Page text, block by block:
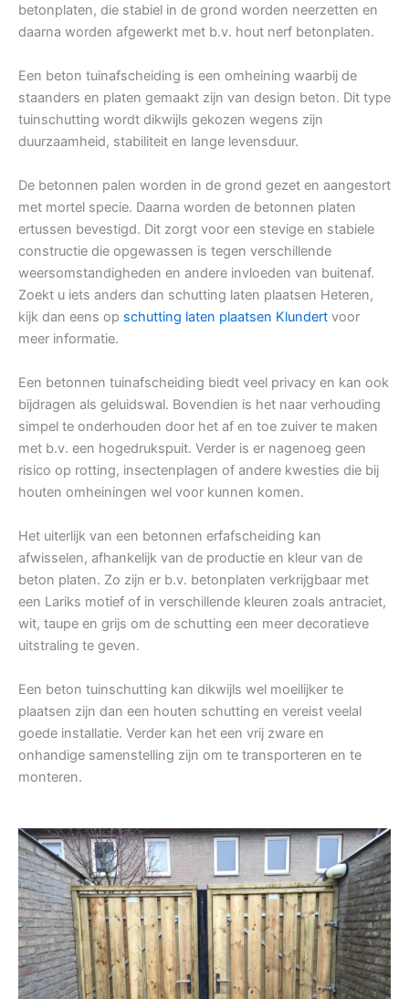
betonplaten, die stabiel in de grond worden neerzetten en
daarna worden afgewerkt met b.v. hout nerf betonplaten.
Een beton tuinafscheiding is een omheining waarbij de
staanders en platen gemaakt zijn van design beton. Dit type
tuinschutting wordt dikwijls gekozen wegens zijn
duurzaamheid, stabiliteit en lange levensduur.
De betonnen palen worden in de grond gezet en aangestort
met mortel specie. Daarna worden de betonnen platen
ertussen bevestigd. Dit zorgt voor een stevige en stabiele
constructie die opgewassen is tegen verschillende
weersomstandigheden en andere invloeden van buitenaf.
Zoekt u iets anders dan schutting laten plaatsen Heteren,
kijk dan eens op schutting laten plaatsen Klundert voor
meer informatie.
Een betonnen tuinafscheiding biedt veel privacy en kan ook
bijdragen als geluidswal. Bovendien is het naar verhouding
simpel te onderhouden door het af en toe zuiver te maken
met b.v. een hogedrukspuit. Verder is er nagenoeg geen
risico op rotting, insectenplagen of andere kwesties die bij
houten omheiningen wel voor kunnen komen.
Het uiterlijk van een betonnen erfafscheiding kan
afwisselen, afhankelijk van de productie en kleur van de
beton platen. Zo zijn er b.v. betonplaten verkrijgbaar met
een Lariks motief of in verschillende kleuren zoals antraciet,
wit, taupe en grijs om de schutting een meer decoratieve
uitstraling te geven.
Een beton tuinschutting kan dikwijls wel moeilijker te
plaatsen zijn dan een houten schutting en vereist veelal
goede installatie. Verder kan het een vrij zware en
onhandige samenstelling zijn om te transporteren en te
monteren.